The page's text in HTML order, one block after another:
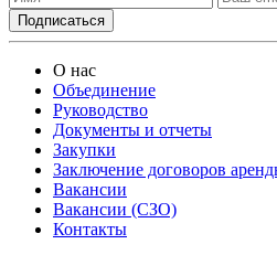
О нас
Объединение
Руководство
Документы и отчеты
Закупки
Заключение договоров
Вакансии
Вакансии (СЗО)
Контакты